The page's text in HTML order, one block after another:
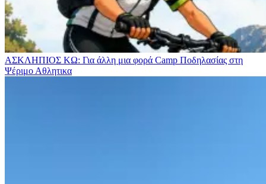
ΑΣΚΛΗΠΙΟΣ ΚΩ: Για άλλη μια φορά Camp Ποδηλασίας στη
Ψέριμο Αθλητικα